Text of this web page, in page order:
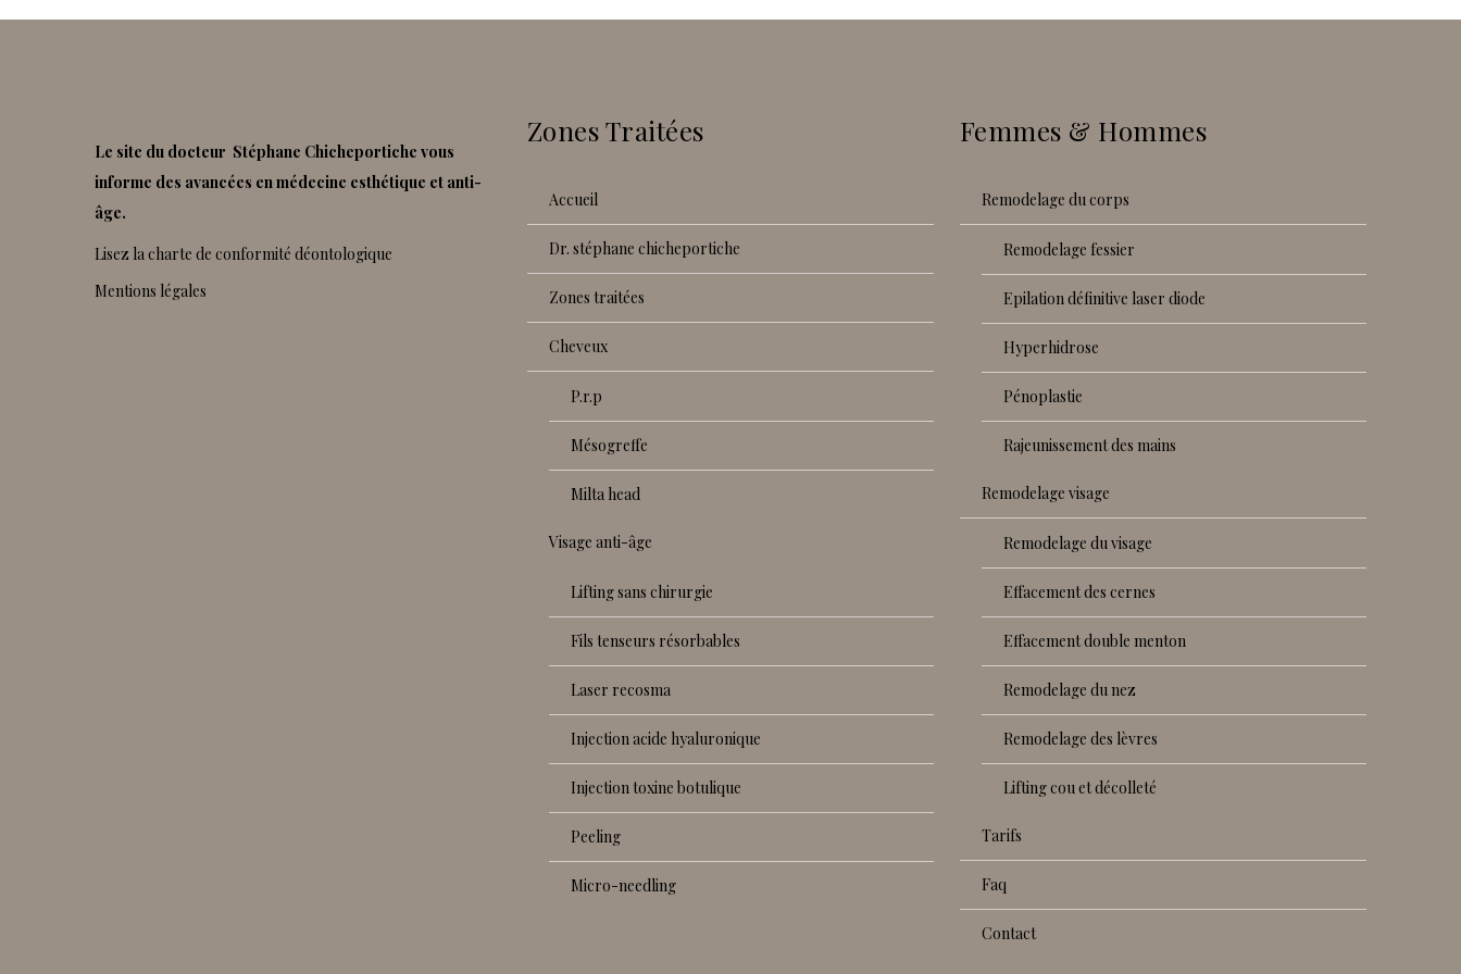
Le site du docteur Stéphane Chicheportiche vous
informe des avancées en médecine esthétique et anti-
âge.
Lisez la charte de conformité déontologique
Mentions légales
Zones Traitées
accueil
dr. stéphane chicheportiche
zones traitées
cheveux
p.r.p
mésogreffe
milta head
visage anti-âge
lifting sans chirurgie
fils tenseurs résorbables
laser recosma
injection acide hyaluronique
injection toxine botulique
peeling
micro-needling
Femmes & Hommes
remodelage du corps
remodelage fessier
epilation définitive laser diode
hyperhidrose
pénoplastie
rajeunissement des mains
remodelage visage
remodelage du visage
effacement des cernes
effacement double menton
remodelage du nez
remodelage des lèvres
lifting cou et décolleté
tarifs
faq
contact